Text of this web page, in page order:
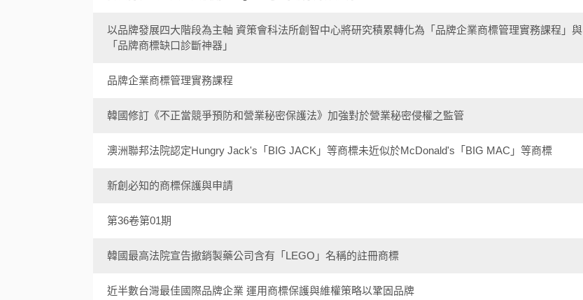
以品牌發展四大階段為主軸 資策會科法所創智中心將研究積累轉化為「品牌企業商標管理實務課程」與
「品牌商標缺口診斷神器」
品牌企業商標管理實務課程
韓國修訂《不正當競爭預防和營業秘密保護法》加強對於營業秘密侵權之監管
澳洲聯邦法院認定Hungry Jack's「BIG JACK」等商標未近似於McDonald's「BIG MAC」等商標
新創必知的商標保護與申請
第36卷第01期
韓國最高法院宣告撤銷製藥公司含有「LEGO」名稱的註冊商標
近半數台灣最佳國際品牌企業 運用商標保護與維權策略以鞏固品牌